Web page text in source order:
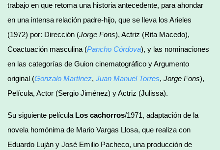
trabajo en que retoma una historia antecedente, para ahondar
en una intensa relación padre-hijo, que se lleva los Arieles
(1972) por: Dirección (Jorge Fons), Actriz (Rita Macedo),
Coactuación masculina (Pancho Córdova), y las nominaciones
en las categorías de Guion cinematográfico y Argumento
original (Gonzalo Martínez, Juan Manuel Torres, Jorge Fons),
Película, Actor (Sergio Jiménez) y Actriz (Julissa).
Su siguiente película Los cachorros/1971, adaptación de la
novela homónima de Mario Vargas Llosa, que realiza con
Eduardo Luján y José Emilio Pacheco, una producción de